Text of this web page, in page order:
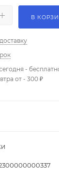
В
-
от - 300 ₽